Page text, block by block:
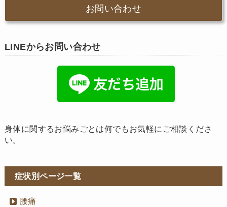
お問い合わせ
LINEからお問い合わせ
身体に関するお悩みごとは何でもお気軽にご相談くださ
い。
症状別ページ一覧
腰痛